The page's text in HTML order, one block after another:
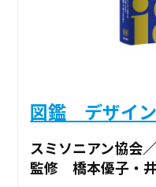
図鑑 デザイ
スミソニアン協会
監修 橋本優子・